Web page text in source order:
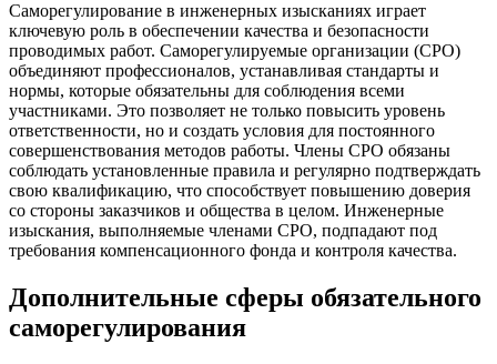
Саморегулирование в инженерных изысканиях играет
ключевую роль в обеспечении качества и безопасности
проводимых работ. Саморегулируемые организации (СРО)
объединяют профессионалов, устанавливая стандарты и
нормы, которые обязательны для соблюдения всеми
участниками. Это позволяет не только повысить уровень
ответственности, но и создать условия для постоянного
совершенствования методов работы. Члены СРО обязаны
соблюдать установленные правила и регулярно подтверждать
свою квалификацию, что способствует повышению доверия
со стороны заказчиков и общества в целом. Инженерные
изыскания, выполняемые членами СРО, подпадают под
требования компенсационного фонда и контроля качества.
Дополнительные сферы обязательного
саморегулирования